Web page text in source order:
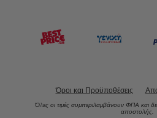
Όροι και Προϋποθέσεις
Όλες οι τιμές συμπεριλαμβάνουν ΦΠΑ και
αποστολής.